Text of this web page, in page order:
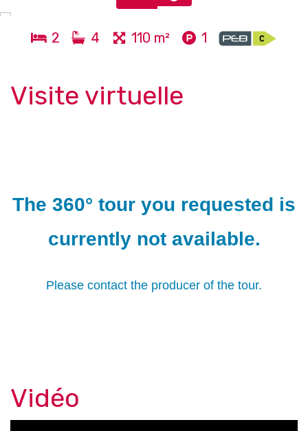
2 4 110 m² 1
Visite virtuelle
Vidéo